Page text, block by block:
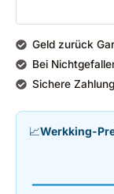
Geld zurück
Bei
Sichere
📈Werkking-